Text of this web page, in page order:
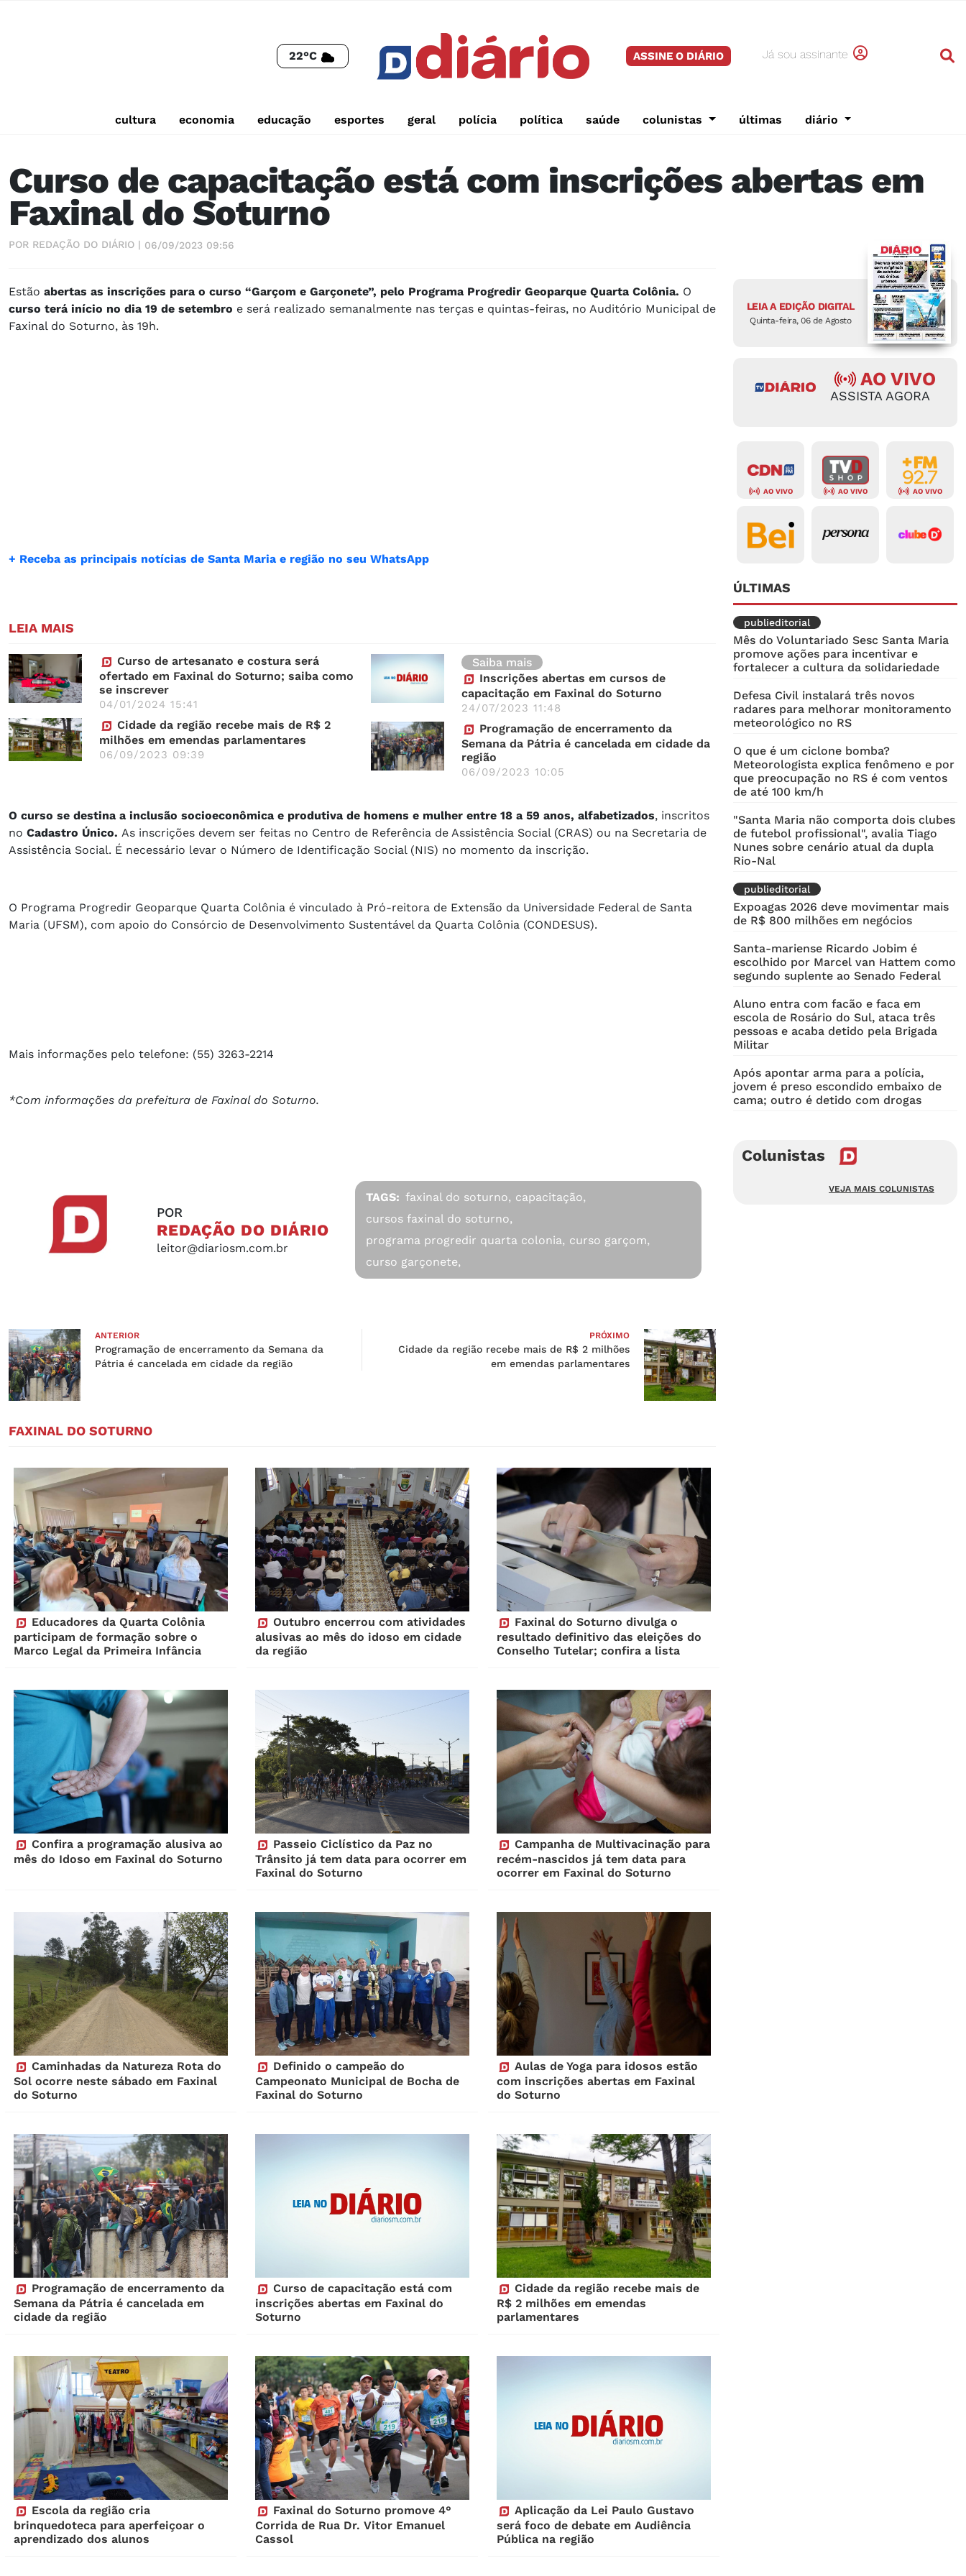
22°C ASSINE O DIÁRIO Já sou assinante
cultura economia educação esportes geral polícia política saúde colunistas últimas diário
Curso de capacitação está com inscrições abertas em
Faxinal do Soturno
POR REDAÇÃO DO DIÁRIO | 06/09/2023 09:56
Estão abertas as inscrições para o curso “Garçom e Garçonete”, pelo Programa Progredir Geoparque Quarta Colônia. O
curso terá início no dia 19 de setembro e será realizado semanalmente nas terças e quintas-feiras, no Auditório Municipal de
Faxinal do Soturno, às 19h.
+ Receba as principais notícias de Santa Maria e região no seu WhatsApp
LEIA MAIS
Curso de artesanato e costura será
ofertado em Faxinal do Soturno; saiba como
se inscrever
04/01/2024 15:41
Cidade da região recebe mais de R$ 2
milhões em emendas parlamentares
06/09/2023 09:39
Saiba mais
Inscrições abertas em cursos de
capacitação em Faxinal do Soturno
24/07/2023 11:48
Programação de encerramento da
Semana da Pátria é cancelada em cidade da
região
06/09/2023 10:05
O curso se destina a inclusão socioeconômica e produtiva de homens e mulher entre 18 a 59 anos, alfabetizados, inscritos
no Cadastro Único. As inscrições devem ser feitas no Centro de Referência de Assistência Social (CRAS) ou na Secretaria de
Assistência Social. É necessário levar o Número de Identificação Social (NIS) no momento da inscrição.
O Programa Progredir Geoparque Quarta Colônia é vinculado à Pró-reitora de Extensão da Universidade Federal de Santa
Maria (UFSM), com apoio do Consórcio de Desenvolvimento Sustentável da Quarta Colônia (CONDESUS).
Mais informações pelo telefone: (55) 3263-2214
*Com informações da prefeitura de Faxinal do Soturno.
POR
REDAÇÃO DO DIÁRIO
leitor@diariosm.com.br
TAGS: faxinal do soturno, capacitação,
cursos faxinal do soturno,
programa progredir quarta colonia, curso garçom,
curso garçonete,
ANTERIOR
Programação de encerramento da Semana da
Pátria é cancelada em cidade da região
PRÓXIMO
Cidade da região recebe mais de R$ 2 milhões
em emendas parlamentares
FAXINAL DO SOTURNO
Educadores da Quarta Colônia
participam de formação sobre o
Marco Legal da Primeira Infância
Outubro encerrou com atividades
alusivas ao mês do idoso em cidade
da região
Faxinal do Soturno divulga o
resultado definitivo das eleições do
Conselho Tutelar; confira a lista
Confira a programação alusiva ao
mês do Idoso em Faxinal do Soturno
Passeio Ciclístico da Paz no
Trânsito já tem data para ocorrer em
Faxinal do Soturno
Campanha de Multivacinação para
recém-nascidos já tem data para
ocorrer em Faxinal do Soturno
Caminhadas da Natureza Rota do
Sol ocorre neste sábado em Faxinal
do Soturno
Definido o campeão do
Campeonato Municipal de Bocha de
Faxinal do Soturno
Aulas de Yoga para idosos estão
com inscrições abertas em Faxinal
do Soturno
Programação de encerramento da
Semana da Pátria é cancelada em
cidade da região
Curso de capacitação está com
inscrições abertas em Faxinal do
Soturno
Cidade da região recebe mais de
R$ 2 milhões em emendas
parlamentares
Escola da região cria
brinquedoteca para aperfeiçoar o
aprendizado dos alunos
Faxinal do Soturno promove 4°
Corrida de Rua Dr. Vitor Emanuel
Cassol
Aplicação da Lei Paulo Gustavo
será foco de debate em Audiência
Pública na região
LEIA A EDIÇÃO DIGITAL
Quinta-feira, 06 de Agosto
AO VIVO
ASSISTA AGORA
AO VIVO AO VIVO AO VIVO
ÚLTIMAS
publieditorial
Mês do Voluntariado Sesc Santa Maria
promove ações para incentivar e
fortalecer a cultura da solidariedade
Defesa Civil instalará três novos
radares para melhorar monitoramento
meteorológico no RS
O que é um ciclone bomba?
Meteorologista explica fenômeno e por
que preocupação no RS é com ventos
de até 100 km/h
"Santa Maria não comporta dois clubes
de futebol profissional", avalia Tiago
Nunes sobre cenário atual da dupla
Rio-Nal
publieditorial
Expoagas 2026 deve movimentar mais
de R$ 800 milhões em negócios
Santa-mariense Ricardo Jobim é
escolhido por Marcel van Hattem como
segundo suplente ao Senado Federal
Aluno entra com facão e faca em
escola de Rosário do Sul, ataca três
pessoas e acaba detido pela Brigada
Militar
Após apontar arma para a polícia,
jovem é preso escondido embaixo de
cama; outro é detido com drogas
Colunistas
VEJA MAIS COLUNISTAS